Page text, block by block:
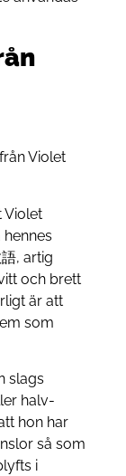
Violet
Violet
hennes
, artig
och brett
är att
som
slags
halv-
hon har
så som
i